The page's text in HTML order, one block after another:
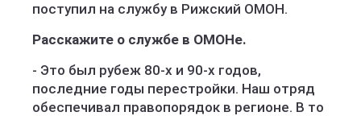
поступил на службу в Рижский ОМОН.
Расскажите о службе в ОМОНе.
- Это был рубеж 80-х и 90-х годов,
последние годы перестройки. Наш отряд
обеспечивал правопорядок в регионе. В то